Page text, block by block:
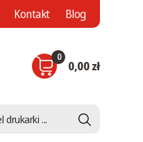
Kontakt Blog
0
0,00 zł